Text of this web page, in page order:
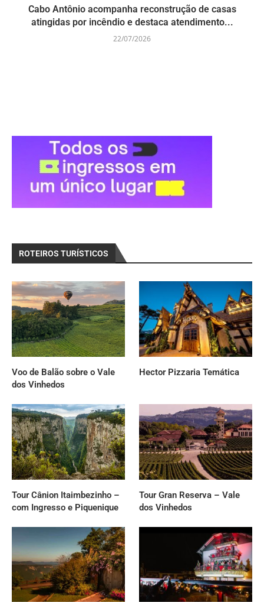
Cabo Antônio acompanha reconstrução de casas
atingidas por incêndio e destaca atendimento...
22/07/2026
ROTEIROS TURÍSTICOS
Voo de Balão sobre o Vale
dos Vinhedos
Hector Pizzaria Temática
Tour Cânion Itaimbezinho –
com Ingresso e Piquenique
Tour Gran Reserva – Vale
dos Vinhedos